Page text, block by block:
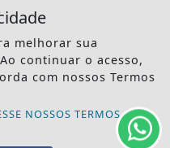
melhorar sua
continuar o acesso,
com nossos Termos
NOSSOS TERMOS